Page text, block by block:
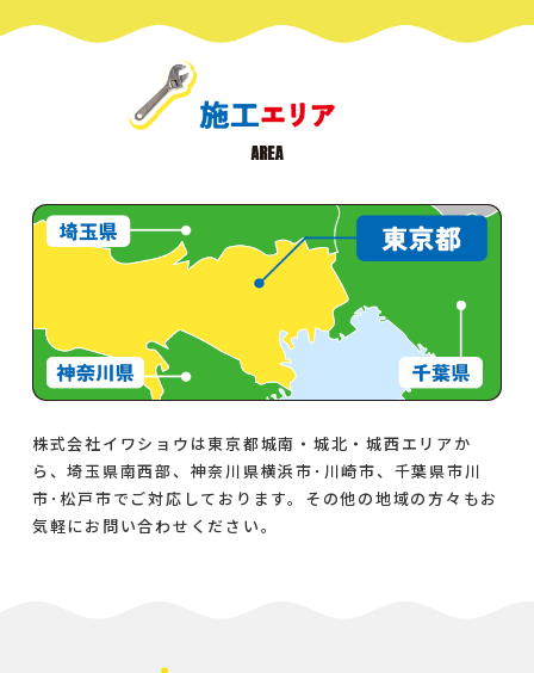
株式会社イワショウは東京都城南・城北・城西エリアか
ら、埼玉県南西部、神奈川県横浜市･川崎市、千葉県市川
市･松戸市でご対応しております。その他の地域の方々もお
気軽にお問い合わせください。